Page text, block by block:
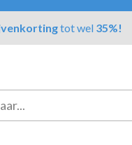
tot wel 35%!